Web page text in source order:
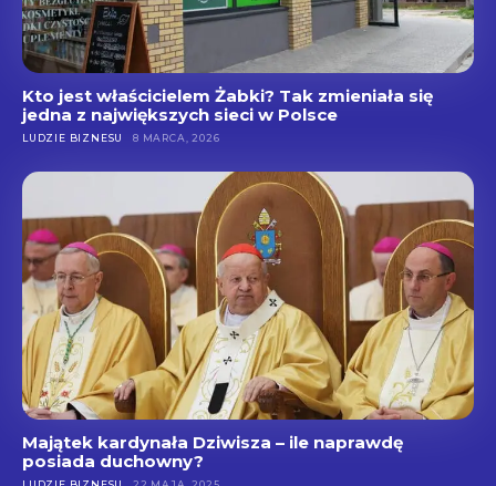
Kto jest właścicielem Żabki? Tak zmieniała się
jedna z największych sieci w Polsce
LUDZIE BIZNESU 8 MARCA, 2026
Majątek kardynała Dziwisza – ile naprawdę
posiada duchowny?